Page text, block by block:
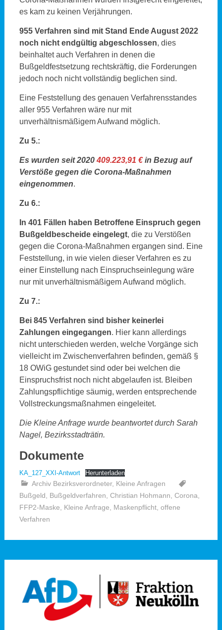
es kam zu keinen Verjährungen.
955 Verfahren sind mit Stand Ende August 2022
noch nicht endgültig abgeschlossen, dies
beinhaltet auch Verfahren in denen die
Bußgeldfestsetzung rechtskräftig, die Forderungen
jedoch noch nicht vollständig beglichen sind.
Eine Feststellung des genauen Verfahrensstandes
aller 955 Verfahren wäre nur mit
unverhältnismäßigem Aufwand möglich.
Zu 5.:
Es wurden seit 2020409.223,91 €in Bezug auf
Verstöße gegen die Corona-Maßnahmen
eingenommen.
Zu 6.:
In 401 Fällen haben Betroffene Einspruch gegen
Bußgeldbescheide eingelegt, die zu Verstößen
gegen die Corona-Maßnahmen ergangen sind. Eine
Feststellung, in wie vielen dieser Verfahren es zu
einer Einstellung nach Einspruchseinlegung wäre
nur mit unverhältnismäßigem Aufwand möglich.
Zu 7.:
Bei 845 Verfahren sind bisher keinerlei
Zahlungen eingegangen. Hier kann allerdings
nicht unterschieden werden, welche Vorgänge sich
vielleicht im Zwischenverfahren befinden, gemäß §
18 OWiG gestundet sind oder bei welchen die
Einspruchsfrist noch nicht abgelaufen ist. Bleiben
Zahlungspflichtige säumig, werden entsprechende
Vollstreckungsmaßnahmen eingeleitet.
Die Kleine Anfrage wurde beantwortet durch Sarah
Nagel, Bezirksstadträtin.
Dokumente
KA_127_XXI-Antwort Herunterladen
Archiv Bezirksverordneter, Kleine Anfragen
Bußgeld
Bußgeldverfahren Christian Hohmann Corona
FFP2-Maske
Kleine Anfrage Maskenpflicht, offene
Verfahren